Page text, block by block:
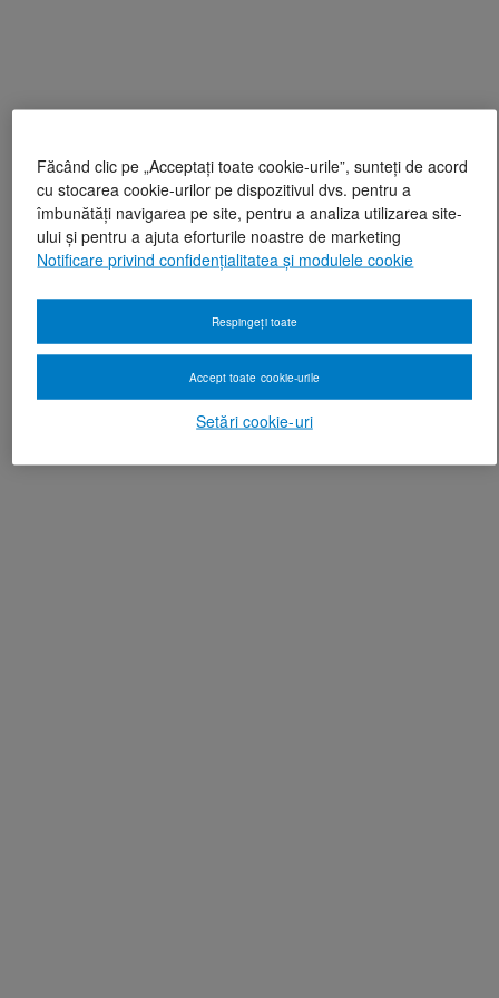
Făcând clic pe „Acceptați toate cookie-urile”, sunteți de acord
cu stocarea cookie-urilor pe dispozitivul dvs. pentru a
îmbunătăți navigarea pe site, pentru a analiza utilizarea site-
ului și pentru a ajuta eforturile noastre de marketing
Notificare privind confidențialitatea și modulele cookie
Setări cookie-uri
Respingeți toate
Accept toate cookie-urile